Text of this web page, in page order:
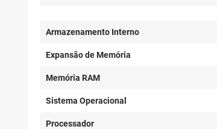
Armazenamento Interno
Expansão de Memória
Memória RAM
Sistema Operacional
Processador